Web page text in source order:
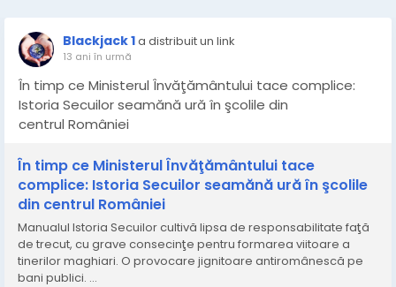
Blackjack 1a distribuit un link
13 ani în urmă
În timp ce Ministerul Învăţământului tace complice:
Istoria Secuilor seamănă ură în şcolile din
centrul României
În timp ce Ministerul Învăţământului tace
complice: Istoria Secuilor seamănă ură în şcolile
din centrul României
Manualul Istoria Secuilor cultivă lipsa de responsabilitate faţă
de trecut, cu grave consecinţe pentru formarea viitoare a
tinerilor maghiari. O provocare jignitoare antiromânescă pe
bani publici. …